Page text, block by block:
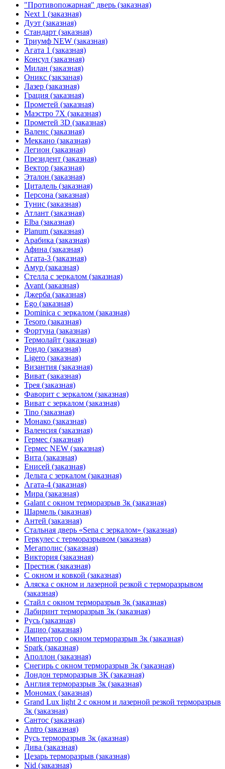
"Противопожарная" дверь (заказная)
Next 1 (заказная)
Дуэт (заказная)
Стандарт (заказная)
Триумф NEW (заказная)
Агата 1 (заказная)
Консул (заказная)
Милан (заказная)
Оникс (закзаная)
Лазер (заказная)
Грация (заказная)
Прометей (заказная)
Маэстро 7Х (заказная)
Прометей 3D (заказная)
Валенс (заказная)
Меккано (заказная)
Легион (заказная)
Президент (заказная)
Вектор (заказная)
Эталон (заказная)
Цитадель (заказная)
Персона (заказная)
Тунис (заказная)
Атлант (заказная)
Elba (заказная)
Planum (заказная)
Арабика (заказная)
Афина (заказная)
Агата-3 (заказная)
Амур (заказная)
Стелла с зеркалом (заказная)
Avant (заказная)
Джерба (заказная)
Ego (заказная)
Dominica с зеркалом (заказная)
Tesoro (заказная)
Фортуна (заказная)
Термолайт (заказная)
Рондо (заказная)
Ligero (заказная)
Византия (заказная)
Виват (заказная)
Трея (заказная)
Фаворит с зеркалом (заказная)
Виват с зеркалом (заказная)
Tino (заказная)
Монако (заказная)
Валенсия (заказная)
Гермес (заказная)
Гермес NEW (заказная)
Вита (заказная)
Енисей (заказная)
Дельта с зеркалом (заказная)
Агата-4 (заказная)
Мира (заказная)
Galant с окном терморазрыв 3к (заказная)
Шармель (заказная)
Антей (заказная)
Стальная дверь «Sena с зеркалом» (заказная)
Геркулес с терморазрывом (заказная)
Мегаполис (заказная)
Виктория (заказная)
Престиж (заказная)
С окном и ковкой (заказная)
Аляска с окном и лазерной резкой с терморазрывом
(заказная)
Стайл с окном терморазрыв 3к (заказная)
Лабиринт терморазрыв 3к (заказная)
Русь (заказная)
Лацио (заказная)
Император с окном терморазрыв 3к (заказная)
Spark (заказная)
Аполлон (заказная)
Снегирь с окном терморазрыв 3к (заказная)
Лондон терморазрыв 3К (заказная)
Англия терморазрыв 3к (заказная)
Мономах (заказная)
Grand Lux light 2 с окном и лазерной резкой терморазрыв
3к (заказная)
Сантос (заказная)
Antro (заказная)
Русь терморазрыв 3к (аказная)
Дива (заказная)
Цезарь терморазрыв (заказная)
Nid (заказная)